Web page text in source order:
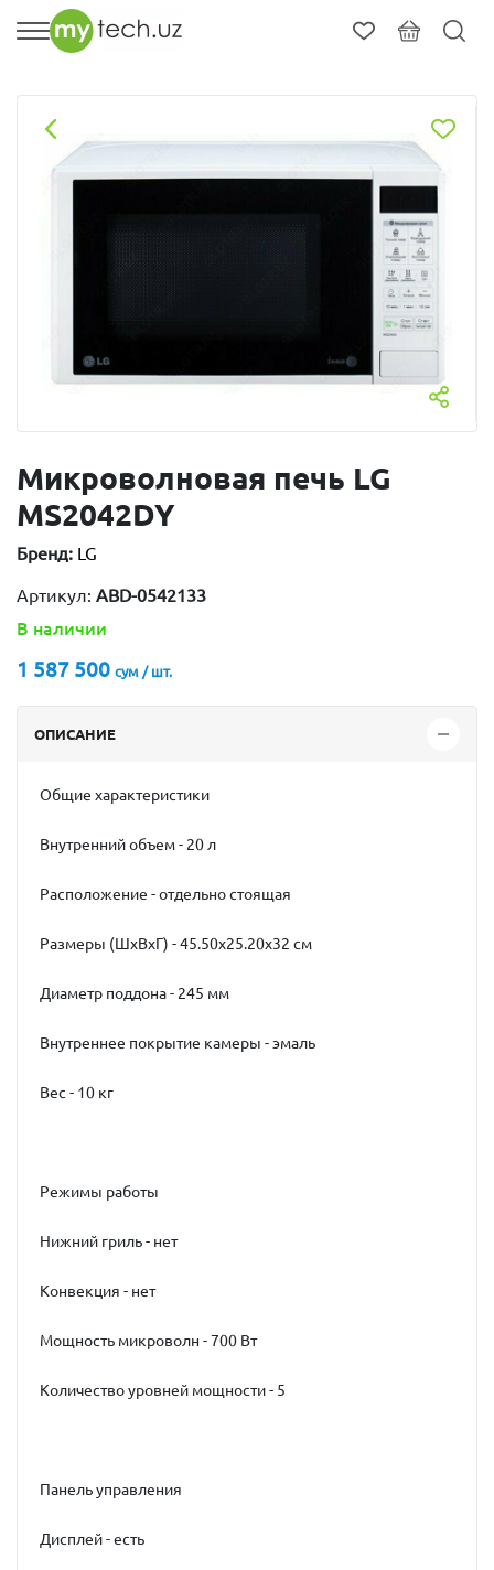
Микроволновая печь LG
MS2042DY
Бренд: LG
Артикул: ABD-0542133
В наличии
1 587 500 сум / шт.
ОПИСАНИЕ
Общие характеристики
Внутренний объем - 20 л
Расположение - отдельно стоящая
Размеры (ШхВхГ) - 45.50x25.20x32 см
Диаметр поддона - 245 мм
Внутреннее покрытие камеры - эмаль
Вес - 10 кг
Режимы работы
Нижний гриль - нет
Конвекция - нет
Мощность микроволн - 700 Вт
Количество уровней мощности - 5
Панель управления
Дисплей - есть